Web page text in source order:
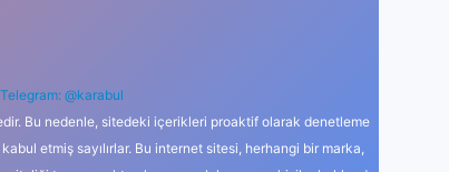
Telegram: @karabul
Bu nedenle, sitedeki içerikleri proaktif olarak denetleme
etmiş sayılırlar. Bu internet sitesi, herhangi bir marka,